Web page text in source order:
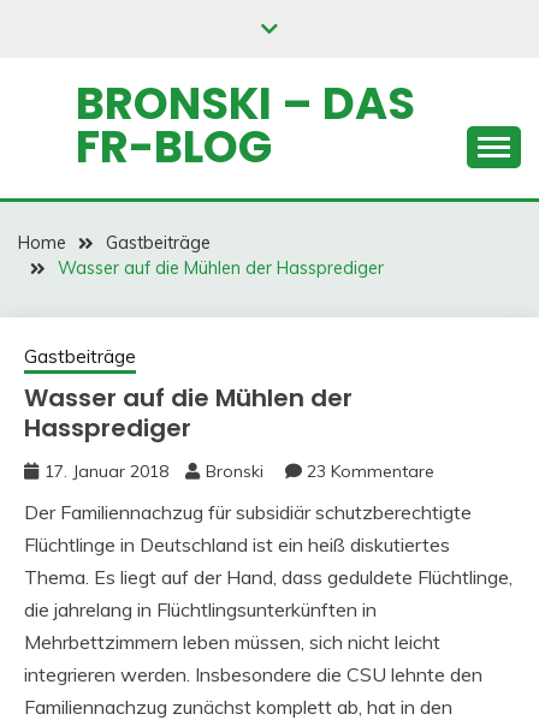
BRONSKI – DAS
FR-BLOG
Home
Gastbeiträge
Wasser auf die Mühlen der Hassprediger
Gastbeiträge
Wasser auf die Mühlen der
Hassprediger
17. Januar 2018 Bronski 23 Kommentare
Der Familiennachzug für subsidiär schutzberechtigte
Flüchtlinge in Deutschland ist ein heiß diskutiertes
Thema. Es liegt auf der Hand, dass geduldete Flüchtlinge,
die jahrelang in Flüchtlingsunterkünften in
Mehrbettzimmern leben müssen, sich nicht leicht
integrieren werden. Insbesondere die CSU lehnte den
Familiennachzug zunächst komplett ab, hat in den